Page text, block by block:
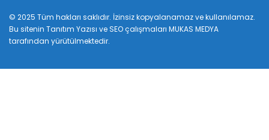
© 2025 Tüm hakları saklıdır. İzinsiz kopyalanamaz ve kullanılamaz.
Bu sitenin Tanıtım Yazısı ve SEO çalışmaları MUKAS MEDYA
tarafından yürütülmektedir.